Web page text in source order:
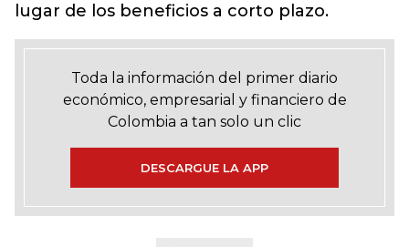
lugar de los beneficios a corto plazo.
Toda la información del primer diario
económico, empresarial y financiero de
Colombia a tan solo un clic
DESCARGUE LA APP